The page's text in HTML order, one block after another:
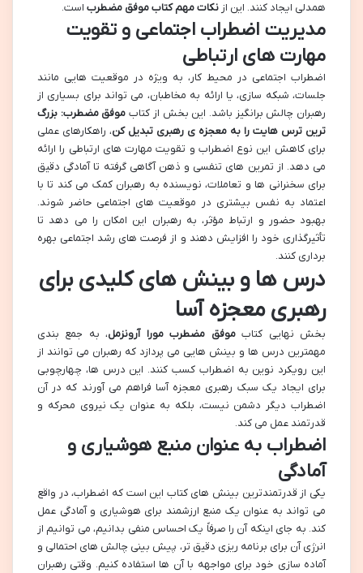
همدلی ایجاد کنند. این از نکات مهم کتاب موفق مضطرب است.
مدیریت اضطراب اجتماعی و تقویت
مهارت های ارتباطی
اضطراب اجتماعی در محیط کار، به ویژه در موقعیت هایی مانند
جلسات، شبکه سازی، یا ارائه به مخاطبان، می تواند برای بسیاری از
رهبران چالش برانگیز باشد. این بخش از کتاب موفق مضطرب: بزرگ
ترین ترس هایت را به معجزه ی رهبری تبدیل کن، راهکارهای عملی
برای کاهش این نوع اضطراب و تقویت مهارت های ارتباطی را ارائه
می دهد. از تمرین های تنفسی و ذهن آگاهی گرفته تا آمادگی دقیق
برای سخنرانی ها و تعاملات، نویسنده به رهبران کمک می کند تا با
اعتماد به نفس بیشتری در موقعیت های اجتماعی حاضر شوند.
بهبود حضور و ارتباط مؤثر، به رهبران این امکان را می دهد تا
تأثیرگذاری خود را افزایش دهند و از فرصت های رشد اجتماعی بهره
برداری کنند.
درس ها و بینش های کلیدی برای
رهبری معجزه آسا
بخش نهایی کتابموفق مضطرب مورا آرونزمل، به جمع بندی
مهمترین درس ها و بینش هایی می پردازد که رهبران می توانند از
این رویکرد نوین به اضطراب کسب کنند. این درس ها، چهارچوبی
برای ایجاد یک سبک رهبری معجزه آسا فراهم می آورند که در آن
اضطراب دیگر دشمن نیست، بلکه به عنوان یک نیروی محرکه و
قدرتمند عمل می کند.
اضطراب به عنوان منبع هوشیاری و
آمادگی
یکی از قدرتمندترین بینش های کتاب این است که اضطراب، در واقع
می تواند به عنوان یک منبع ارزشمند برای هوشیاری و آمادگی عمل
کند. به جای اینکه آن را صرفاً یک احساس منفی بدانیم، می توانیم از
انرژی آن برای برنامه ریزی دقیق تر، پیش بینی چالش های احتمالی و
آماده سازی خود برای مواجهه با آن ها استفاده کنیم. وقتی رهبران